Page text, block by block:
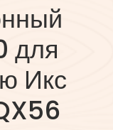
для
Икс